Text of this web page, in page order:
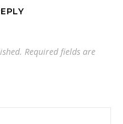
Required fields are